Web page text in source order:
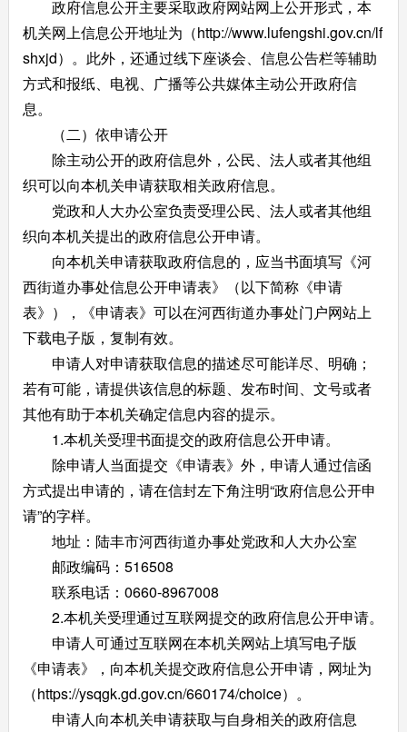
政府信息公开主要采取政府网站网上公开形式，本
机关网上信息公开地址为（http://www.lufengshi.gov.cn/lf
shxjd）。此外，还通过线下座谈会、信息公告栏等辅助
方式和报纸、电视、广播等公共媒体主动公开政府信
息。
（二）依申请公开
除主动公开的政府信息外，公民、法人或者其他组
织可以向本机关申请获取相关政府信息。
党政和人大办公室负责受理公民、法人或者其他组
织向本机关提出的政府信息公开申请。
向本机关申请获取政府信息的，应当书面填写《河
西街道办事处信息公开申请表》（以下简称《申请
表》），《申请表》可以在河西街道办事处门户网站上
下载电子版，复制有效。
申请人对申请获取信息的描述尽可能详尽、明确；
若有可能，请提供该信息的标题、发布时间、文号或者
其他有助于本机关确定信息内容的提示。
1.本机关受理书面提交的政府信息公开申请。
除申请人当面提交《申请表》外，申请人通过信函
方式提出申请的，请在信封左下角注明“政府信息公开申
请”的字样。
地址：陆丰市河西街道办事处党政和人大办公室
邮政编码：516508
联系电话：0660-8967008
2.本机关受理通过互联网提交的政府信息公开申请。
申请人可通过互联网在本机关网站上填写电子版
《申请表》，向本机关提交政府信息公开申请，网址为
（https://ysqgk.gd.gov.cn/660174/choice）。
申请人向本机关申请获取与自身相关的政府信息